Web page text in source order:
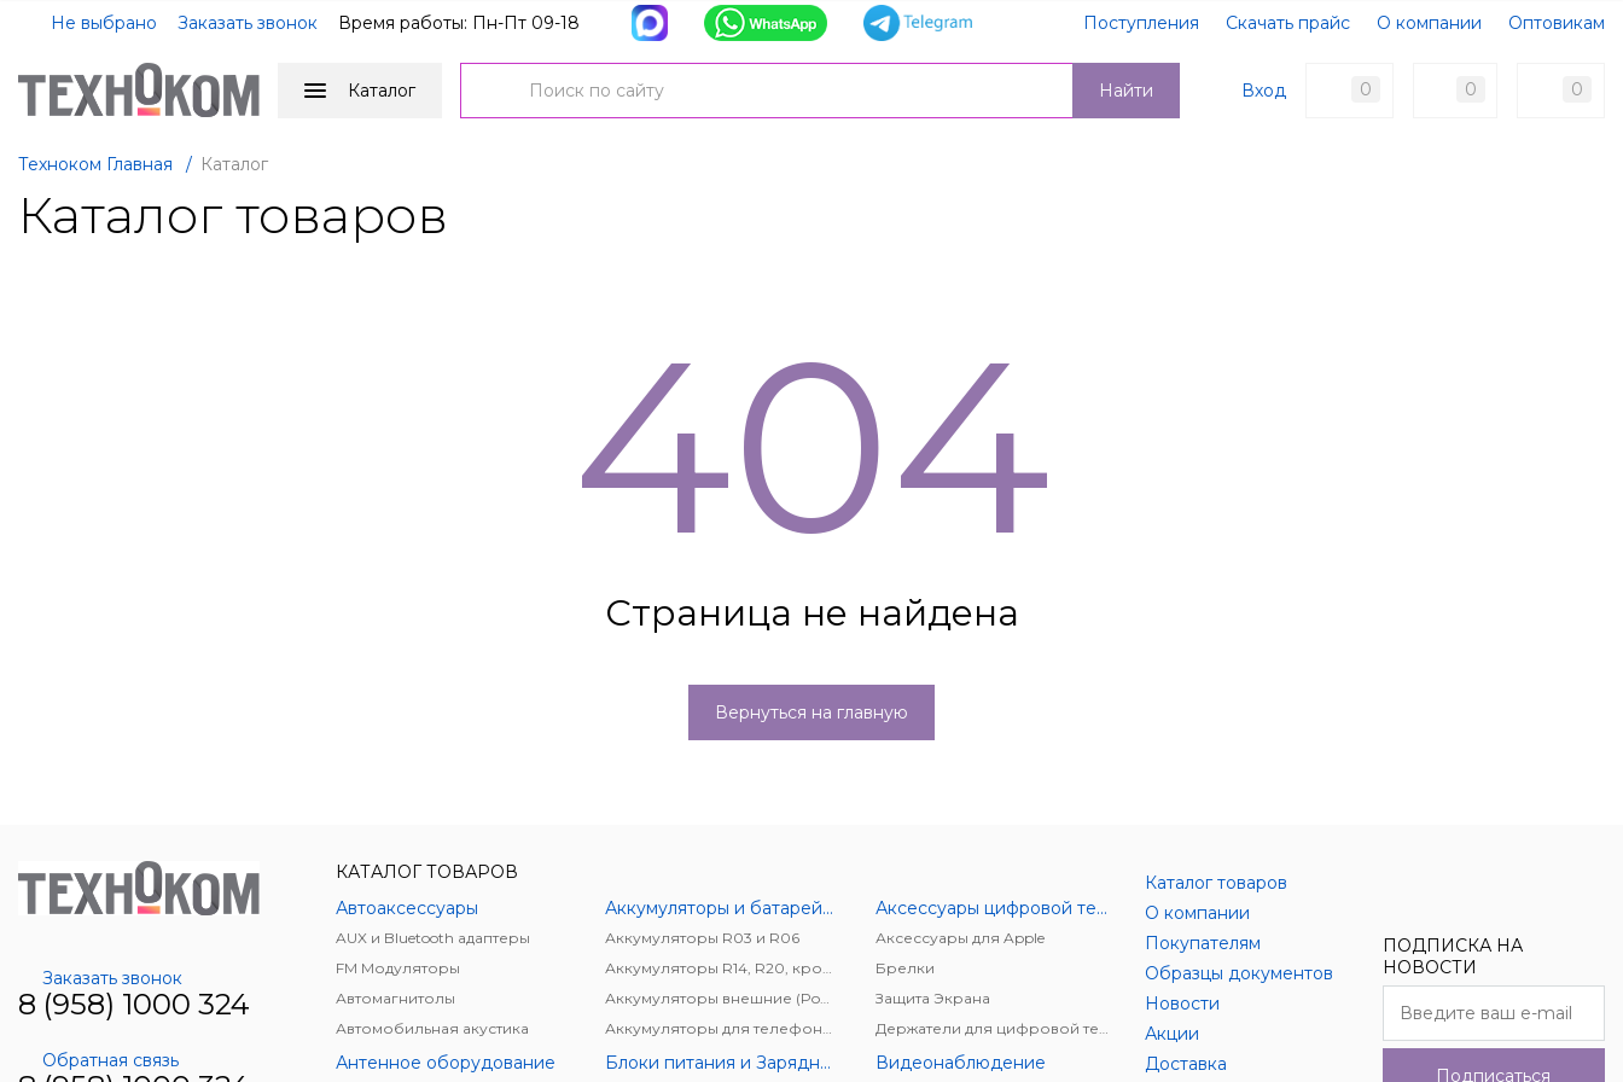
Не выбрано Заказать звонок Время работы: Пн-Пт 09-18 Поступления Скачать прайс О компании
Оптовикам
Доставка
Контакты
Каталог Вход 0 0 0
Найти
Техноком Главная / Каталог
Каталог товаров
404
Страница не найдена
Вернуться на главную
Заказать звонок
8 (958) 1000 324
Обратная связь
КАТАЛОГ ТОВАРОВ
Автоаксессуары
AUX и Bluetooth адаптеры
FM Модуляторы
Автомагнитолы
Автомобильная акустика
Аккумуляторы и батарейки
Аккумуляторы R03 и R06
Аксессуары цифровой техники
Аксессуары для Apple
Брелки
Защита Экрана
Антенное оборудование Блоки питания и Зарядные устройства Видеонаблюдение
Каталог товаров
О компании
Покупателям
Образцы документов
Новости
Акции
Доставка
ПОДПИСКА НА
НОВОСТИ
Подписаться